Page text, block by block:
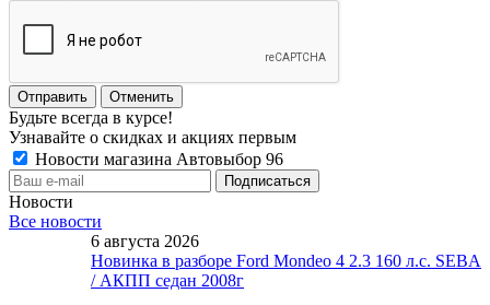
Отменить
Будьте всегда в курсе!
Узнавайте о скидках и акциях первым
Новости магазина Автовыбор 96
Новости
Все новости
6 августа 2026
Новинка в разборе Ford Mondeo 4 2.3 160 л.с. SEBA
/ АКПП седан 2008г